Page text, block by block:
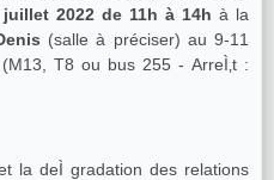
2022 de 11h à 14h à la
(salle à préciser) au 9-11
T8 ou bus 255 - ArreÌ‚t :
la deÌ gradation des relations